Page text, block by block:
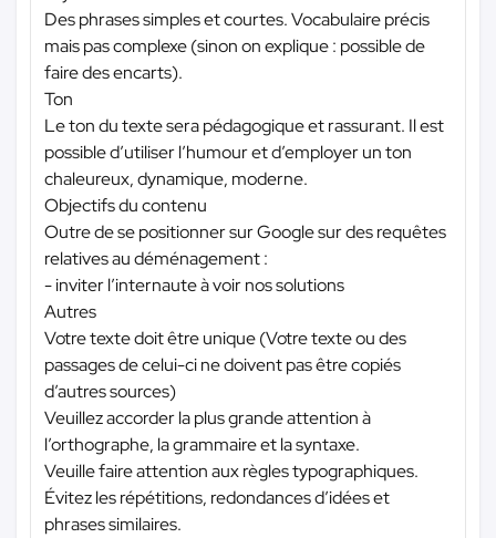
Des phrases simples et courtes. Vocabulaire précis
mais pas complexe (sinon on explique : possible de
faire des encarts).
Ton
Le ton du texte sera pédagogique et rassurant. Il est
possible d’utiliser l’humour et d’employer un ton
chaleureux, dynamique, moderne.
Objectifs du contenu
Outre de se positionner sur Google sur des requêtes
relatives au déménagement :
- inviter l’internaute à voir nos solutions
Autres
Votre texte doit être unique (Votre texte ou des
passages de celui-ci ne doivent pas être copiés
d’autres sources)
Veuillez accorder la plus grande attention à
l’orthographe, la grammaire et la syntaxe.
Veuille faire attention aux règles typographiques.
Évitez les répétitions, redondances d’idées et
phrases similaires.